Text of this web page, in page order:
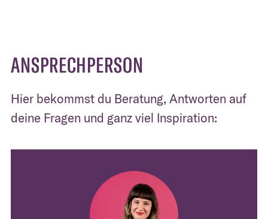
ANSPRECHPERSON
Hier bekommst du Beratung, Antworten auf
deine Fragen und ganz viel Inspiration: